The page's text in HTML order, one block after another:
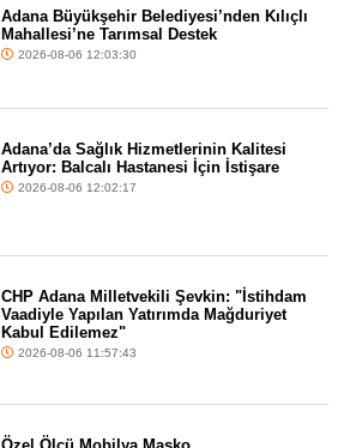
Adana Büyükşehir Belediyesi’nden Kılıçlı
Mahallesi’ne Tarımsal Destek
2026-08-06 12:03:30
Adana’da Sağlık Hizmetlerinin Kalitesi
Artıyor: Balcalı Hastanesi İçin İstişare
2026-08-06 12:02:17
CHP Adana Milletvekili Şevkin: "İstihdam
Vaadiyle Yapılan Yatırımda Mağduriyet
Kabul Edilemez"
2026-08-06 11:57:43